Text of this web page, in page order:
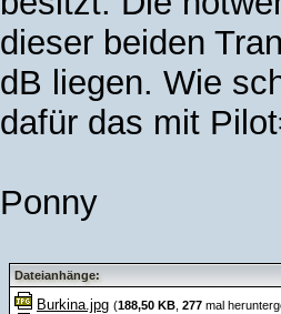
dieser beiden
dB liegen. Wie
dafür das mit
Ponny
Dateianhänge:
Burkina.jpg (188,50 KB 277 mal